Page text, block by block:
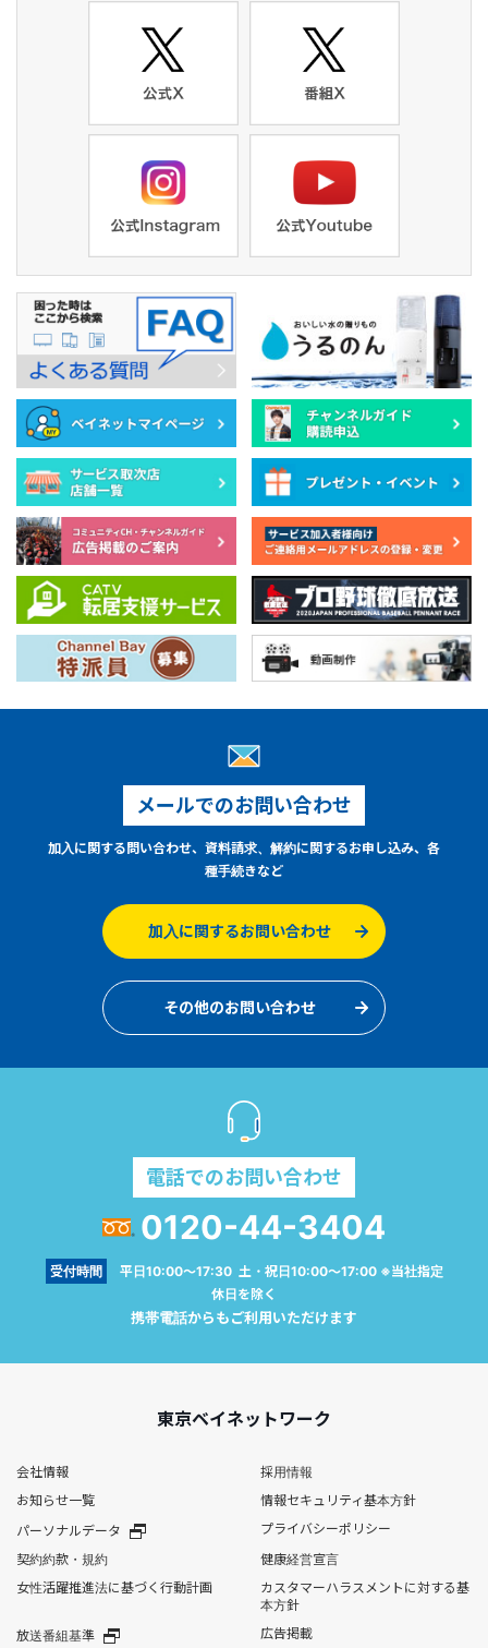
メールでのお問い合わせ
加入に関する問い合わせ、資料請求、解約に関するお申し込み、各
種手続きなど
加入に関するお問い合わせ
その他のお問い合わせ
電話でのお問い合わせ
0120-44-3404
受付時間
平日10:00～17:30 土・祝日10:00～17:00 ※当社指定
休日を除く
携帯電話からもご利用いただけます
東京ベイネットワーク
会社情報
採用情報
お知らせ一覧
情報セキュリティ基本方針
パーソナルデータ
プライバシーポリシー
契約約款・規約
健康経営宣言
女性活躍推進法に基づく行動計画
カスタマーハラスメントに対する基
本方針
放送番組基準
広告掲載